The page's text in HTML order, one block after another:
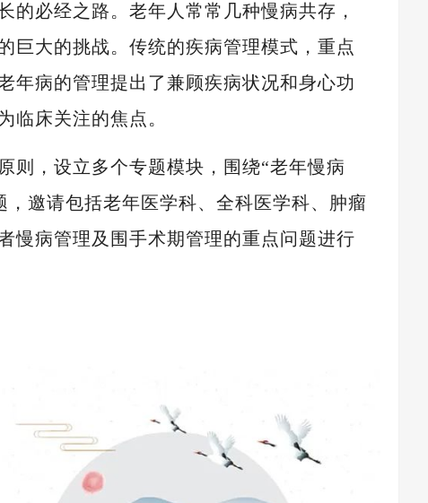
的必经之路。老年人常常几种慢病共存，
巨大的挑战。传统的疾病管理模式，重点
年病的管理提出了兼顾疾病状况和身心功
临床关注的焦点。
则，设立多个专题模块，围绕“老年慢病
邀请包括老年医学科、全科医学科、肿瘤
慢病管理及围手术期管理的重点问题进行